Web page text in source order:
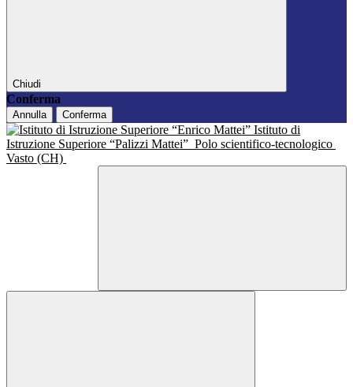
Chiudi
Conferma
Annulla Conferma
Istituto di
Istruzione Superiore “Palizzi Mattei” Polo scientifico-tecnologico
Vasto (CH)